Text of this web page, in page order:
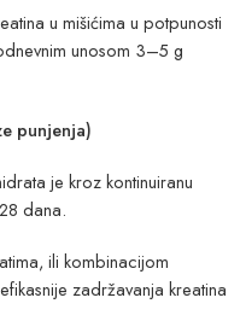
u mišićima u potpunosti
unosom 3–5 g
punjenja)
je kroz kontinuiranu
dana.
ili kombinacijom
zadržavanja kreatina